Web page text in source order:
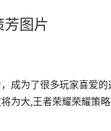
图片
成为了很多玩家喜爱
为大,王者荣耀荣耀策